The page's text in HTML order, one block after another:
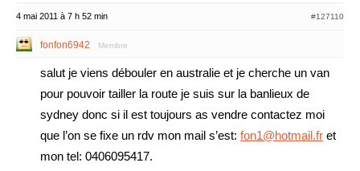
4 mai 2011 à 7 h 52 min #127110
fonfon6942 Membre
salut je viens débouler en australie et je cherche un van
pour pouvoir tailler la route je suis sur la banlieux de
sydney donc si il est toujours as vendre contactez moi
que l’on se fixe un rdv mon mail s’est: fon1@hotmail.fr et
mon tel: 0406095417.